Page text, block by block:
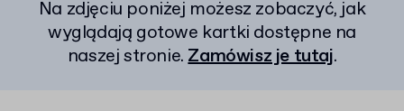
Na zdjęciu poniżej możesz zobaczyć, jak
wyglądają gotowe kartki dostępne na
naszej stronie.Zamówisz je tutaj.